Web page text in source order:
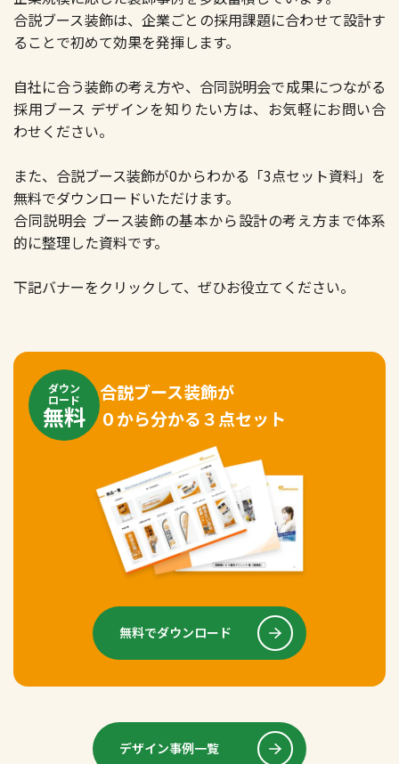
合説ブース装飾は、企業ごとの採用課題に合わせて設計す
ることで初めて効果を発揮します。
自社に合う装飾の考え方や、合同説明会で成果につながる
採用ブース デザインを知りたい方は、お気軽にお問い合
わせください。
また、合説ブース装飾が0からわかる「3点セット資料」を
無料でダウンロードいただけます。
合同説明会 ブース装飾の基本から設計の考え方まで体系
的に整理した資料です。
下記バナーをクリックして、ぜひお役立てください。
ダウン
ロード
無料
合説ブース装飾が
０から分かる３点セット
無料でダウンロード
デザイン事例一覧